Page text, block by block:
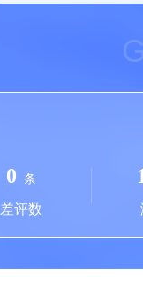
0 条
差评数